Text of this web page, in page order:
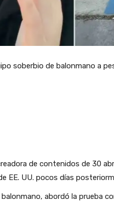
de contenidos de 30
EE. UU. pocos días
abordó la prueba